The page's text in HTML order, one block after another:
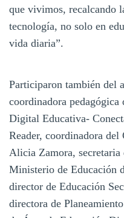
que vivimos, recalcando
tecnología, no solo en
vida diaria”.
Participaron también del
coordinadora
Digital Educativa-
Reader, coordinadora
Alicia Zamora,
Ministerio de Educación
director de Educación
directora de